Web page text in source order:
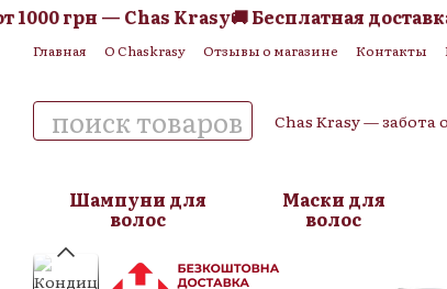
Перейти к основному контенту
грн — Chas Krasy🚚 Бесплатная доставка
Главная О Chaskrasy Отзывы о магазине Контакты
Chas Krasy — забота
Шампуни для
волос
Маски для
волос